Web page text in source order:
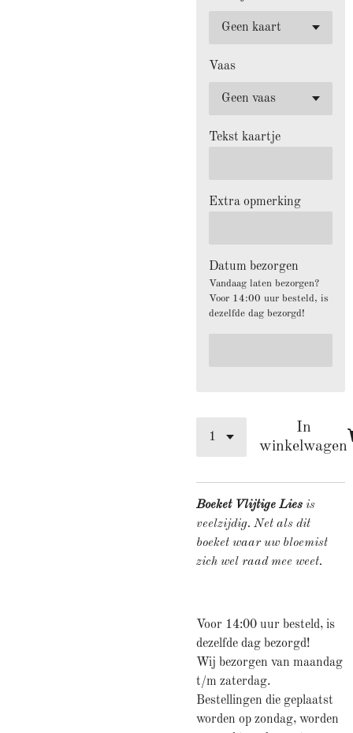
Vaas
Tekst kaartje
Extra opmerking
Datum bezorgen
Vandaag laten bezorgen?
Voor 14:00 uur besteld, is
dezelfde dag bezorgd!
In
winkelwagen
Boeket Vlijtige Lies is
veelzijdig. Net als dit
boeket waar uw bloemist
zich wel raad mee weet.
Voor 14:00 uur besteld, is
dezelfde dag bezorgd!
Wij bezorgen van maandag
t/m zaterdag.
Bestellingen die geplaatst
worden op zondag, worden